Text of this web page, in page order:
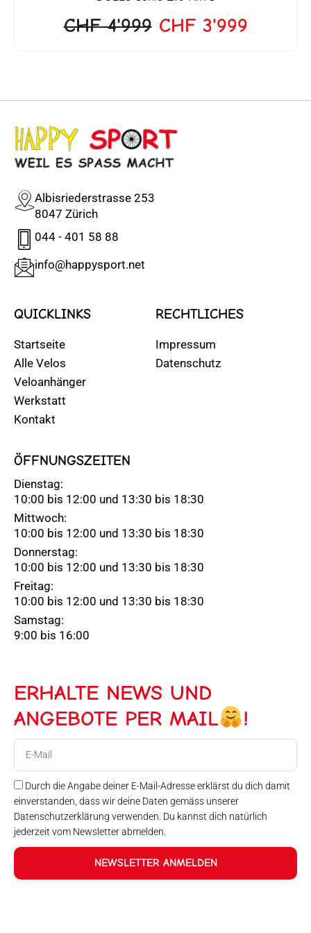
CHF4'999 CHF3'999
Albisriederstrasse 253
8047 Zürich
044 - 401 58 88
info@happysport.net
QUICKLINKS
Startseite
Alle Velos
Veloanhänger
Werkstatt
Kontakt
RECHTLICHES
Impressum
Datenschutz
ÖFFNUNGSZEITEN
Dienstag:
10:00 bis 12:00 und 13:30 bis 18:30
Mittwoch:
10:00 bis 12:00 und 13:30 bis 18:30
Donnerstag:
10:00 bis 12:00 und 13:30 bis 18:30
Freitag:
10:00 bis 12:00 und 13:30 bis 18:30
Samstag:
9:00 bis 16:00
ERHALTE NEWS UND
ANGEBOTE PER MAIL
!
Durch die Angabe deiner E-Mail-Adresse erklärst du dich damit
einverstanden, dass wir deine Daten gemäss unserer
Datenschutzerklärung verwenden. Du kannst dich natürlich
jederzeit vom Newsletter abmelden.
NEWSLETTER ANMELDEN